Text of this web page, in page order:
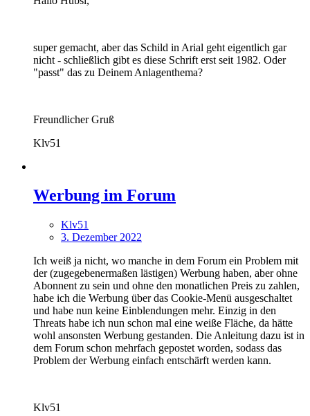
super gemacht, aber das Schild in Arial geht eigentlich gar
nicht - schließlich gibt es diese Schrift erst seit 1982. Oder
"passt" das zu Deinem Anlagenthema?
Freundlicher Gruß
Klv51
Werbung im Forum
Klv51
3. Dezember 2022
Ich weiß ja nicht, wo manche in dem Forum ein Problem mit
der (zugegebenermaßen lästigen) Werbung haben, aber ohne
Abonnent zu sein und ohne den monatlichen Preis zu zahlen,
habe ich die Werbung über das Cookie-Menü ausgeschaltet
und habe nun keine Einblendungen mehr. Einzig in den
Threats habe ich nun schon mal eine weiße Fläche, da hätte
wohl ansonsten Werbung gestanden. Die Anleitung dazu ist in
dem Forum schon mehrfach gepostet worden, sodass das
Problem der Werbung einfach entschärft werden kann.
Klv51